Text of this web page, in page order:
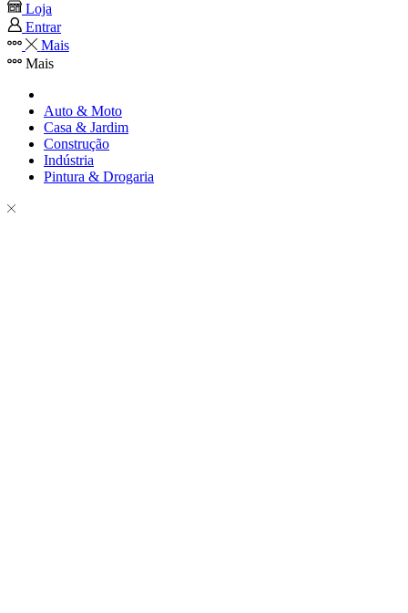
Loja
Entrar
Mais
Mais
Auto & Moto
Casa & Jardim
Construção
Indústria
Pintura & Drogaria